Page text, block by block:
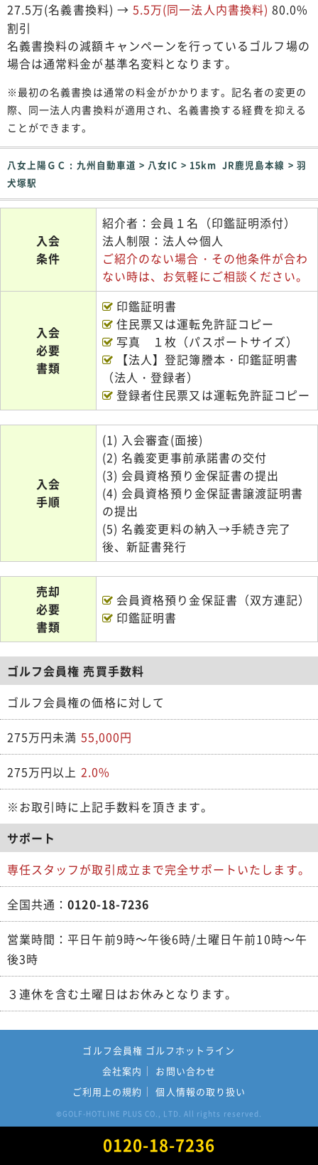
27.5万(名義書換料) → 5.5万(同一法人内書換料) 80.0%
割引
名義書換料の減額キャンペーンを行っているゴルフ場の
場合は通常料金が基準名変料となります。
※最初の名義書換は通常の料金がかかります。記名者の変更の
際、同一法人内書換料が適用され、名義書換する経費を抑える
ことができます。
八女上陽ＧＣ : 九州自動車道 > 八女IC > 15km JR鹿児島本線 > 羽
犬塚駅
入会
条件
紹介者：会員１名（印鑑証明添付）
法人制限：法人⇔個人
ご紹介のない場合・その他条件が合わ
ない時は、お気軽にご相談ください。
入会
必要
書類
印鑑証明書
住民票又は運転免許証コピー
写真 １枚（パスポートサイズ）
【法人】登記簿謄本・印鑑証明書
（法人・登録者）
登録者住民票又は運転免許証コピー
入会
手順
(1) 入会審査(面接)
(2) 名義変更事前承諾書の交付
(3) 会員資格預り金保証書の提出
(4) 会員資格預り金保証書譲渡証明書
の提出
(5) 名義変更料の納入→手続き完了
後、新証書発行
売却
必要
書類
会員資格預り金保証書（双方連記）
印鑑証明書
ゴルフ会員権 売買手数料
ゴルフ会員権の価格に対して
275万円未満 55,000円
275万円以上 2.0%
※お取引時に上記手数料を頂きます。
サポート
専任スタッフが取引成立まで完全サポートいたします。
全国共通：0120-18-7236
営業時間：平日午前9時～午後6時/土曜日午前10時～午
後3時
３連休を含む土曜日はお休みとなります。
ゴルフ会員権 ゴルフホットライン
会社案内
お問い合わせ
ご利用上の規約
個人情報の取り扱い
© GOLF-HOTLINE PLUS CO., LTD. All rights reserved.
0120-18-7236